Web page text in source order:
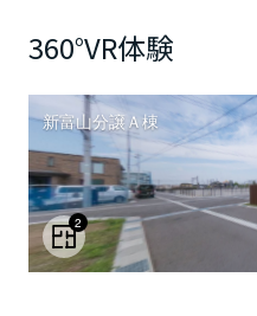
360°VR体験